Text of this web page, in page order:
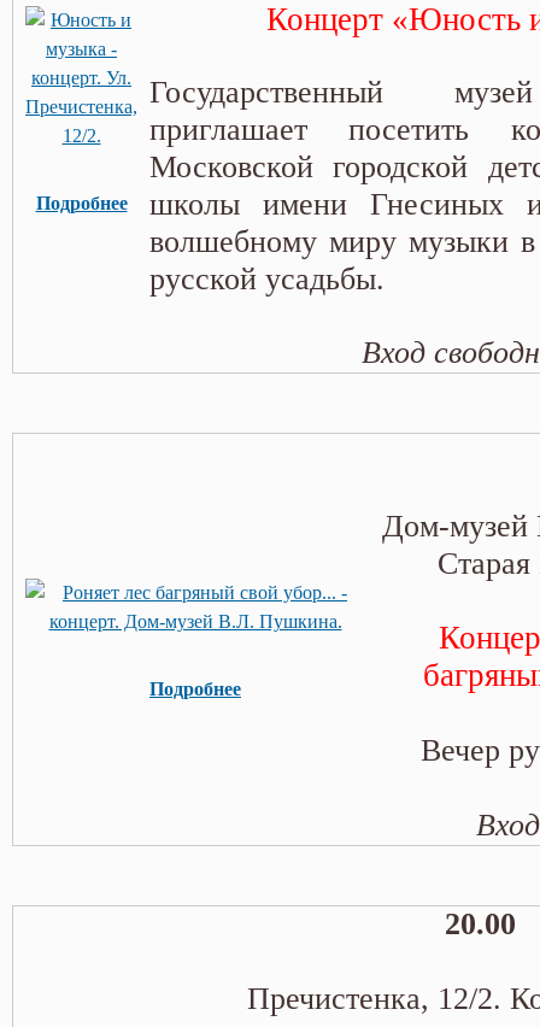
Подробнее
Концерт «Юность
Государственный
приглашает посетить
Московской городской
школы имени Гнесиных
волшебному миру музыки в
русской усадьбы.
Вход
Подробнее
Дом-
Вечер
20.00
Пречистенка, 12/2.